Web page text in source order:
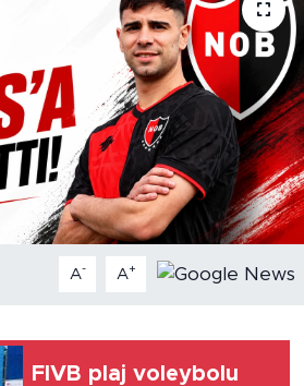
A- A+
FIVB plaj voleybolu